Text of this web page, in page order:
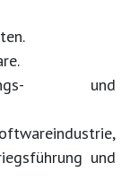
und
und